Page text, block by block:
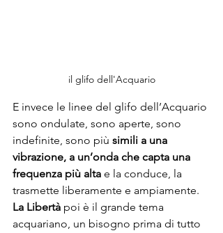
il glifo dell'Acquario
E invece le linee del glifo dell’Acquario
sono ondulate, sono aperte, sono
indefinite, sono più simili a una
vibrazione, a un’onda che capta una
frequenza più alta e la conduce, la
trasmette liberamente e ampiamente.
La Libertà poi è il grande tema
acquariano, un bisogno prima di tutto